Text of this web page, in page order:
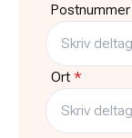
Postnummer
Ort *